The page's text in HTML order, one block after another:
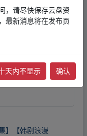
源数据。
表本网站立场，作
，其版权归版权方
合法版权，请点击
链接指向的资源存
】【韩剧浪漫
，请尽快保存云盘资
最新消息将在发布页
天内不显示 确认